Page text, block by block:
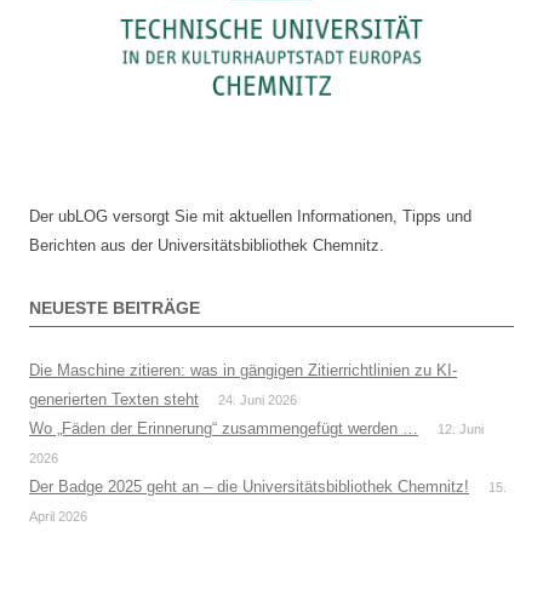
Der ubLOG versorgt Sie mit aktuellen Informationen, Tipps und
Berichten aus der Universitätsbibliothek Chemnitz.
NEUESTE BEITRÄGE
Die Maschine zitieren: was in gängigen Zitierrichtlinien zu KI-
generierten Texten steht
24. Juni 2026
Wo „Fäden der Erinnerung“ zusammengefügt werden …
12. Juni
2026
Der Badge 2025 geht an – die Universitätsbibliothek Chemnitz!
15.
April 2026